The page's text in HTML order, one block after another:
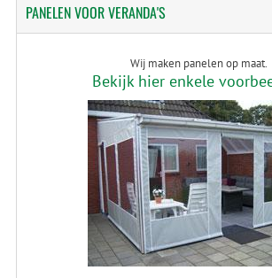
PANELENVOOR VERANDA'S
Wij maken panelen op maat.
Bekijk hier enkele